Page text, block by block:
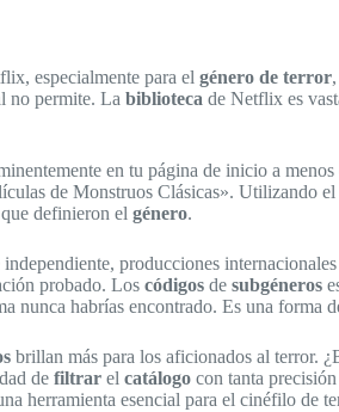
especialmente para el género de terror
no permite. La biblioteca de Netflix es
en tu página de inicio a
de Monstruos Clásicas». Utilizando el
definieron el género.
producciones
probado. Los códigos de subgéneros
nunca habrías encontrado. Es una forma
brillan más para los aficionados al terror.
de filtrar el catálogo con tanta
herramienta esencial para el cinéfilo de